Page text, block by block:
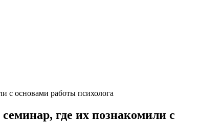
с основами работы психолога
где их познакомили с